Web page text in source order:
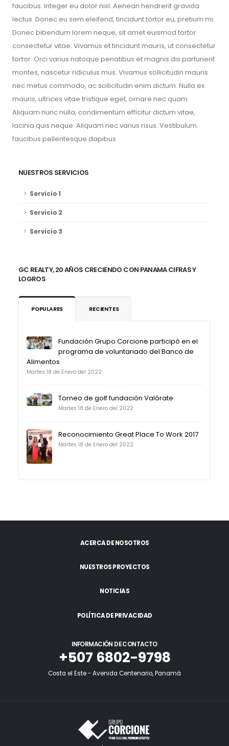
faucibus. Integer eu dolor nisl. Aenean hendrerit gravida
lectus. Donec eu sem eleifend, tincidunt tortor eu, pretium mi.
Donec bibendum lorem neque, sit amet euismod tortor
consectetur vitae. Vivamus et tincidunt mauris, ut consectetur
tortor. Orci varius natoque penatibus et magnis dis parturient
montes, nascetur ridiculus mus. Vivamus sollicitudin mauris
nec metus commodo, ac sollicitudin enim dictum. Nulla ex
mauris, ultrices vitae tristique eget, ornare nec quam.
Aliquam nunc nulla, condimentum efficitur dictum vitae,
lacinia quis neque. Aliquam nec varius risus. Vestibulum
faucibus pellentesque dapibus.
NUESTROS SERVICIOS
Servicio 1
Servicio 2
Servicio 3
GC REALTY, 20 AÑOS CRECIENDO CON PANAMA CIFRAS Y
LOGROS
POPULARES RECIENTES
Fundación Grupo Corcione participó en el
programa de voluntariado del Banco de
Alimentos
Martes 18 de Enero del 2022
Torneo de golf fundación Valórate
Martes 18 de Enero del 2022
Reconocimiento Great Place To Work 2017
Martes 18 de Enero del 2022
ACERCA DE NOSOTROS
NUESTROS PROYECTOS
NOTICIAS
POLÍTICA DE PRIVACIDAD
INFORMACIÓN DE CONTACTO
+507 6802-9798
Costa el Este - Avenida Centenario, Panamá